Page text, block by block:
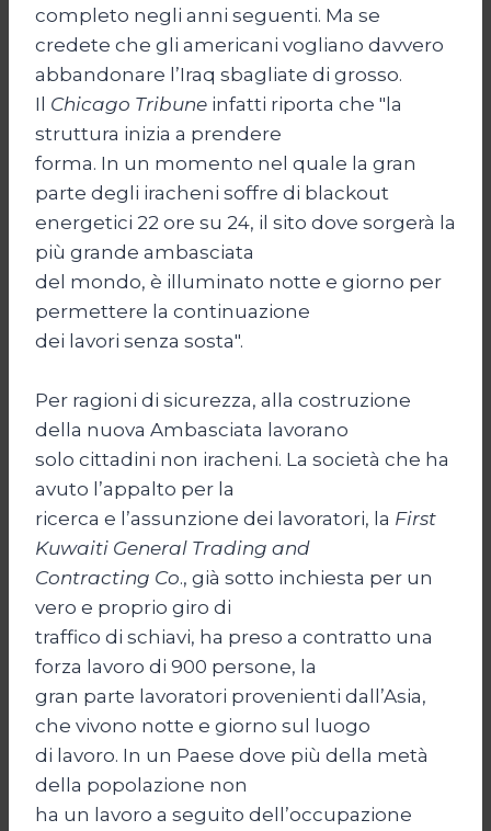
completo negli anni seguenti. Ma se
credete che gli americani vogliano davvero
abbandonare l’Iraq sbagliate di grosso.
Il Chicago Tribune infatti riporta che "la
struttura inizia a prendere
forma. In un momento nel quale la gran
parte degli iracheni soffre di blackout
energetici 22 ore su 24, il sito dove sorgerà la
più grande ambasciata
del mondo, è illuminato notte e giorno per
permettere la continuazione
dei lavori senza sosta".
Per ragioni di sicurezza, alla costruzione
della nuova Ambasciata lavorano
solo cittadini non iracheni. La società che ha
avuto l’appalto per la
ricerca e l’assunzione dei lavoratori, la First
Kuwaiti General Trading and
Contracting Co., già sotto inchiesta per un
vero e proprio giro di
traffico di schiavi, ha preso a contratto una
forza lavoro di 900 persone, la
gran parte lavoratori provenienti dall’Asia,
che vivono notte e giorno sul luogo
di lavoro. In un Paese dove più della metà
della popolazione non
ha un lavoro a seguito dell’occupazione